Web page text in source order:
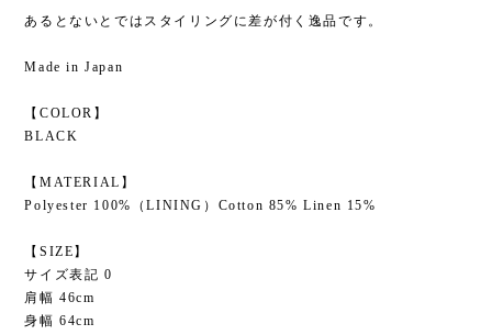
あるとないとではスタイリングに差が付く逸品です。
Made in Japan
【COLOR】
BLACK
【MATERIAL】
Polyester 100%（LINING）Cotton 85% Linen 15%
【SIZE】
サイズ表記 0
肩幅 46cm
身幅 64cm